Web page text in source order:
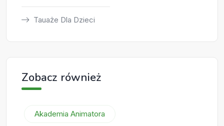
Tauaże Dla Dzieci
Zobacz również
Akademia Animatora